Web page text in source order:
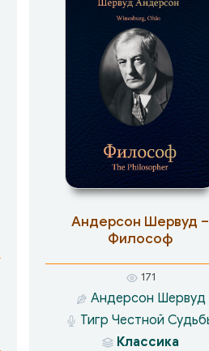
молоденькая,
который год
мануфактурном магазине.
Андерсон Шервуд –
Философ
171
Андерсон Шервуд
Тигр Честной
Классика